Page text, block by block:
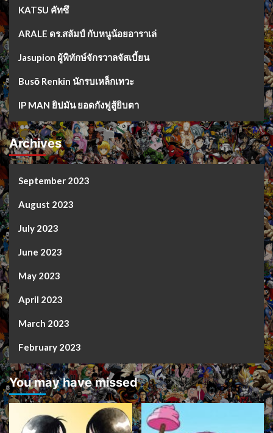
KATSU คัทซึ
ARALE ดร.สลัมป์ กับหนูน้อยอาราเล่
Jasupion ผู้พิทักษ์จักรวาลจัสเบี้ยน
Busō Renkin นักรบเหล็กเทวะ
IP MAN ยิปมัน ยอดกังฟูสู้ยิบตา
Archives
September 2023
August 2023
July 2023
June 2023
May 2023
April 2023
March 2023
February 2023
You may have missed